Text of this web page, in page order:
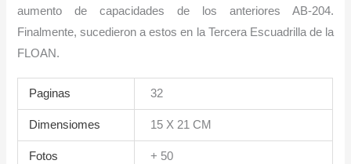
aumento de capacidades de los anteriores AB-204.
Finalmente, sucedieron a estos en la Tercera Escuadrilla de la
FLOAN.
Paginas 32
Dimensiomes 15 X 21 CM
Fotos + 50